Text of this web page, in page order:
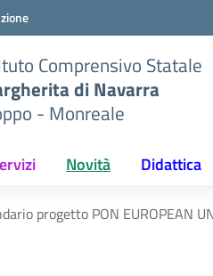
Comprensivo Statale
di Navarra
- Monreale
Novità Didattica
progetto PON EUROPEAN